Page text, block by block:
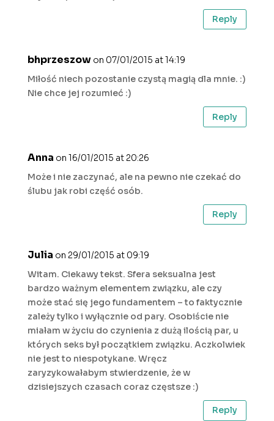
Reply
bhprzeszow on 07/01/2015 at 14:19
Miłość niech pozostanie czystą magią dla mnie. :)
Nie chce jej rozumieć :)
Reply
Anna on 16/01/2015 at 20:26
Może i nie zaczynać, ale na pewno nie czekać do
ślubu jak robi część osób.
Reply
Julia on 29/01/2015 at 09:19
Witam. Ciekawy tekst. Sfera seksualna jest
bardzo ważnym elementem związku, ale czy
może stać się jego fundamentem – to faktycznie
zależy tylko i wyłącznie od pary. Osobiście nie
miałam w życiu do czynienia z dużą ilością par, u
których seks był początkiem związku. Aczkolwiek
nie jest to niespotykane. Wręcz
zaryzykowałabym stwierdzenie, że w
dzisiejszych czasach coraz częstsze :)
Reply